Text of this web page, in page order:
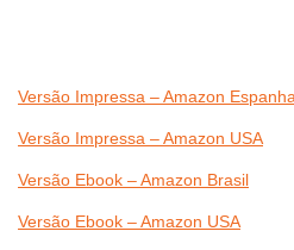
Versão Impressa – Amazon Espanha
Versão Impressa – Amazon USA
Versão Ebook – Amazon Brasil
Versão Ebook – Amazon USA